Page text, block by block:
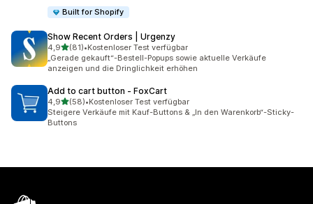
Built for Shopify
Show Recent Orders | Urgenzy
4,9von 5 Sternen
(81)
81 Rezensionen insgesamt
•Kostenloser Test verfügbar
„Gerade gekauft“-Bestell-Popups sowie aktuelle Verkäufe
anzeigen und die Dringlichkeit erhöhen
Add to cart button ‑ FoxCart
4,9von 5 Sternen
(58)
58 Rezensionen insgesamt
•Kostenloser Test verfügbar
Steigere Verkäufe mit Kauf-Buttons & „In den Warenkorb“-Sticky-
Buttons